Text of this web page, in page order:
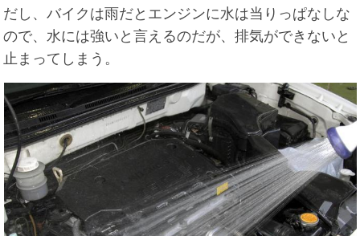
だし、バイクは雨だとエンジンに水は当りっぱなしな
ので、水には強いと言えるのだが、排気ができないと
止まってしまう。